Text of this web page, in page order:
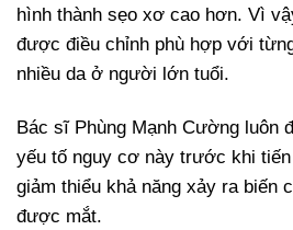
hình thành sẹo xơ cao hơn. Vì
được điều chỉnh phù hợp với
nhiều da ở người lớn tuổi.
Bác sĩ Phùng Mạnh Cường luôn
yếu tố nguy cơ này trước khi
giảm thiểu khả năng xảy ra biến
được mắt.